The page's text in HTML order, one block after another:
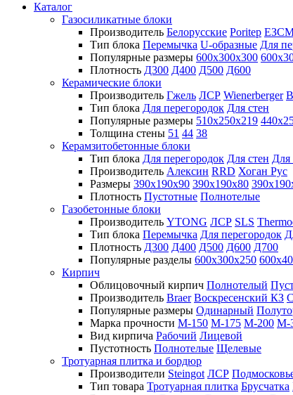
Каталог
Газосиликатные блоки
Производитель Белорусские Poritep ЕЗСМ
Тип блока Перемычка U-образные Для
Популярные размеры 600х300х300
Плотность Д300 Д400 Д500 Д600
Керамические блоки
Производитель Гжель ЛСР Wienerberger
Тип блока Для перегородок Для стен
Популярные размеры 510х250х219
Толщина стены 51 44 38
Керамзитобетонные блоки
Тип блока Для перегородок Для стен Для
Производитель Алексин RRD Хоган Рус
Размеры 390х190х90 390х190х80
Плотность Пустотные Полнотелые
Газобетонные блоки
Производитель YTONG ЛСР SLS
Тип блока Перемычка Для перегородок
Плотность Д300 Д400 Д500 Д600 Д700
Популярные разделы 600х300х250
Кирпич
Облицовочный кирпич Полнотелый
Производитель Braer Воскресенский КЗ
Популярные размеры Одинарный
Марка прочности М-150 М-175 М-200 М-
Вид кирпича Рабочий Лицевой
Пустотность Полнотелые Щелевые
Тротуарная плитка и бордюр
Производители Steingot ЛСР
Тип товара Тротуарная плитка Брусчатка